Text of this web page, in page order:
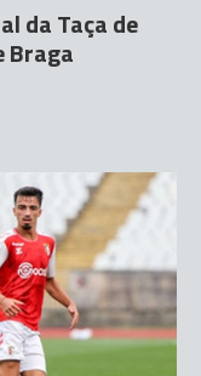
da Taça de
Braga